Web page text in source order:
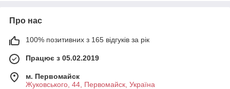
Про нас
100% позитивних з 165 відгуків за рік
Працює з 05.02.2019
м. Первомайск
Жуковського, 44, Первомайск, Україна